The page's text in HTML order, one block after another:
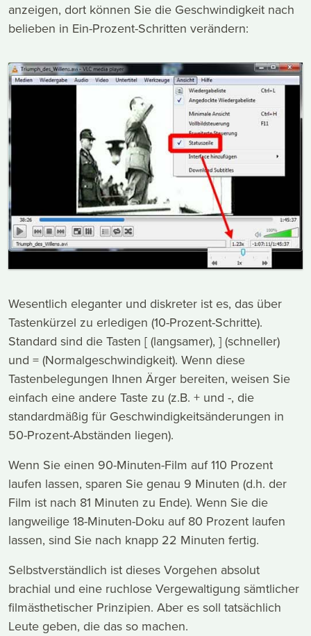
anzeigen, dort können Sie die Geschwindigkeit nach
belieben in Ein-Prozent-Schritten verändern:
Wesentlich eleganter und diskreter ist es, das über
Tastenkürzel zu erledigen (10-Prozent-Schritte).
Standard sind die Tasten [ (langsamer), ] (schneller)
und = (Normalgeschwindigkeit). Wenn diese
Tastenbelegungen Ihnen Ärger bereiten, weisen Sie
einfach eine andere Taste zu (z.B. + und -, die
standardmäßig für Geschwindigkeitsänderungen in
50-Prozent-Abständen liegen).
Wenn Sie einen 90-Minuten-Film auf 110 Prozent
laufen lassen, sparen Sie genau 9 Minuten (d.h. der
Film ist nach 81 Minuten zu Ende). Wenn Sie die
langweilige 18-Minuten-Doku auf 80 Prozent laufen
lassen, sind Sie nach knapp 22 Minuten fertig.
Selbstverständlich ist dieses Vorgehen absolut
brachial und eine ruchlose Vergewaltigung sämtlicher
filmästhetischer Prinzipien. Aber es soll tatsächlich
Leute geben, die das so machen.